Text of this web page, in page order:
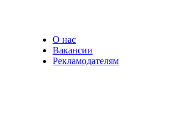
О нас
Вакансии
Рекламодателям